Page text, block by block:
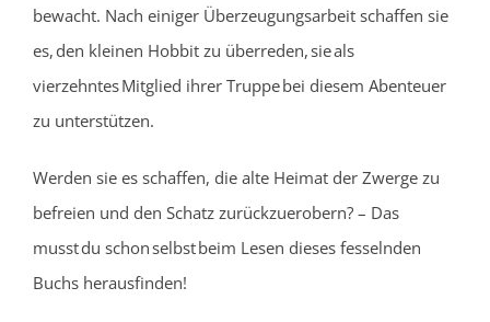
bewacht. Nach einiger Überzeugungsarbeit schaffen sie
es, den kleinen Hobbit zu überreden, sie als
vierzehntes Mitglied ihrer Truppe bei diesem Abenteuer
zu unterstützen.
Werden sie es schaffen, die alte Heimat der Zwerge zu
befreien und den Schatz zurückzuerobern? – Das
musst du schon selbst beim Lesen dieses fesselnden
Buchs herausfinden!